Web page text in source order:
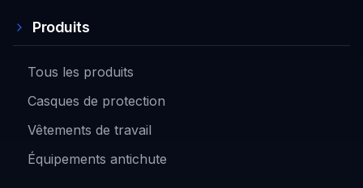
Produits
Tous les produits
Casques de protection
Vêtements de travail
Équipements antichute